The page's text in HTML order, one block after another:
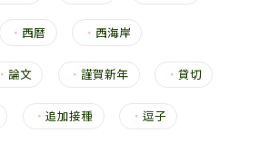
・ 西暦 ・ 西海岸
・論文 ・謹賀新年 ・ 貸切
・追加接種 ・ 逗子